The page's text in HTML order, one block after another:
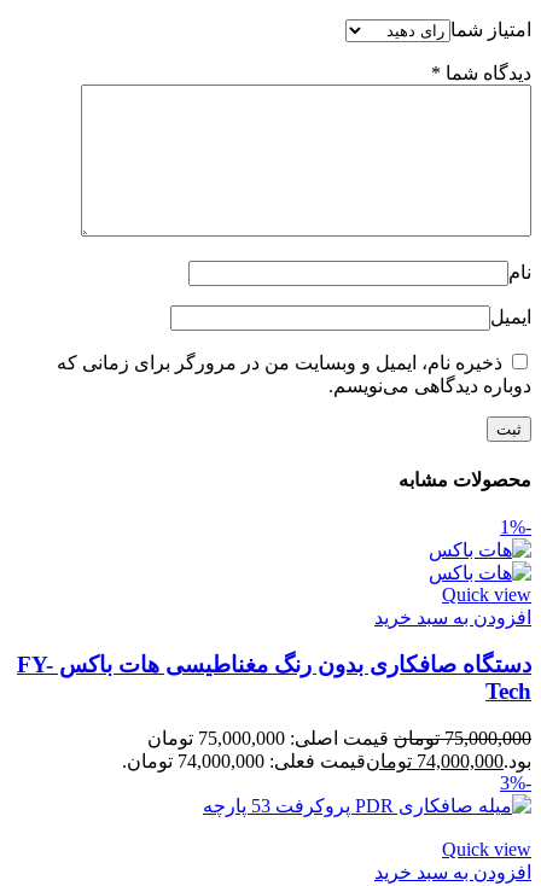
امتیاز شما
دیدگاه شما *
نام
ایمیل
ذخیره نام، ایمیل و وبسایت من در مرورگر برای زمانی که
دوباره دیدگاهی می‌نویسم.
محصولات مشابه
-1%
Quick view
افزودن به سبد خرید
دستگاه صافکاری بدون رنگ مغناطیسی هات باکس FY-
Tech
75,000,000 تومان
قیمت اصلی: 75,000,000 تومان
بود.74,000,000 تومانقیمت فعلی: 74,000,000 تومان.
-3%
Quick view
افزودن به سبد خرید